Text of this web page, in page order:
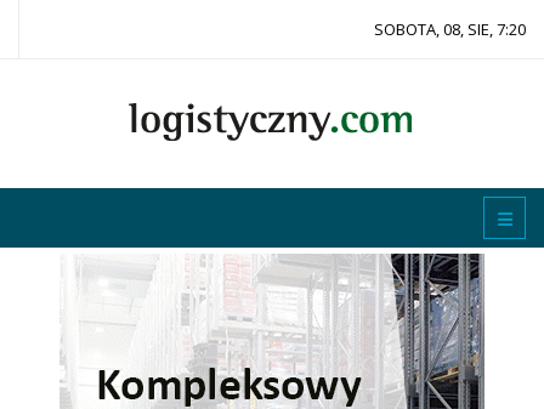
SOBOTA, 08, SIE, 7:20